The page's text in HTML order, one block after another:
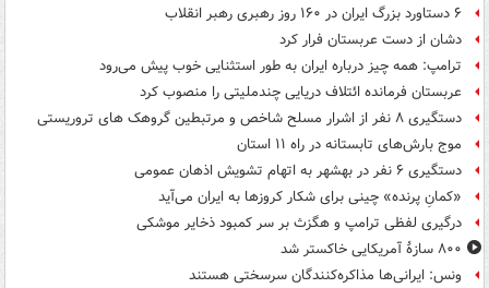
۶ دستاورد بزرگ ایران در ۱۶۰ روز رهبری رهبر انقلاب
دشان از دست عربستان فرار کرد
ترامپ: همه چیز درباره ایران به طور استثنایی خوب پیش می‌رود
عربستان فرمانده ائتلاف دریایی چندملیتی را منصوب کرد
دستگیری ۸ نفر از اشرار مسلح شاخص و مرتبطین گروهک های تروریستی
موج بارش‌های تابستانه در راه ۱۱ استان
دستگیری ۶ نفر در بهشهر به اتهام تشویش اذهان عمومی
«کمانِ پرنده» چینی برای شکار کروزها به ایران می‌آید
درگیری لفظی ترامپ و هگزث بر سر کمبود ذخایر موشکی
۸۰۰ سازۀ آمریکایی خاکستر شد
ونس: ایرانی‌ها مذاکره‌کنندگان سرسختی هستند